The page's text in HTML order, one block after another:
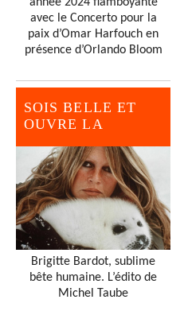
année 2024 flamboyante
avec le Concerto pour la
paix d’Omar Harfouch en
présence d’Orlando Bloom
SOIS BELLE ET
OUVRE LA
Brigitte Bardot, sublime
bête humaine. L’édito de
Michel Taube